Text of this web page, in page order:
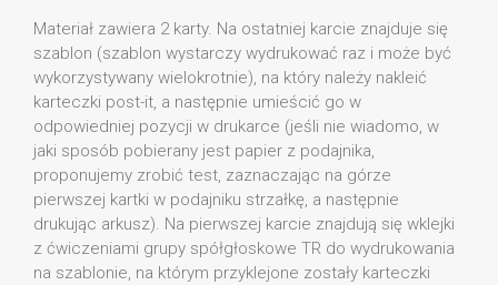
Materiał zawiera 2 karty. Na ostatniej karcie znajduje się
szablon (szablon wystarczy wydrukować raz i może być
wykorzystywany wielokrotnie), na który należy nakleić
karteczki post-it, a następnie umieścić go w
odpowiedniej pozycji w drukarce (jeśli nie wiadomo, w
jaki sposób pobierany jest papier z podajnika,
proponujemy zrobić test, zaznaczając na górze
pierwszej kartki w podajniku strzałkę, a następnie
drukując arkusz). Na pierwszej karcie znajdują się wklejki
z ćwiczeniami grupy spółgłoskowe TR do wydrukowania
na szablonie, na którym przyklejone zostały karteczki